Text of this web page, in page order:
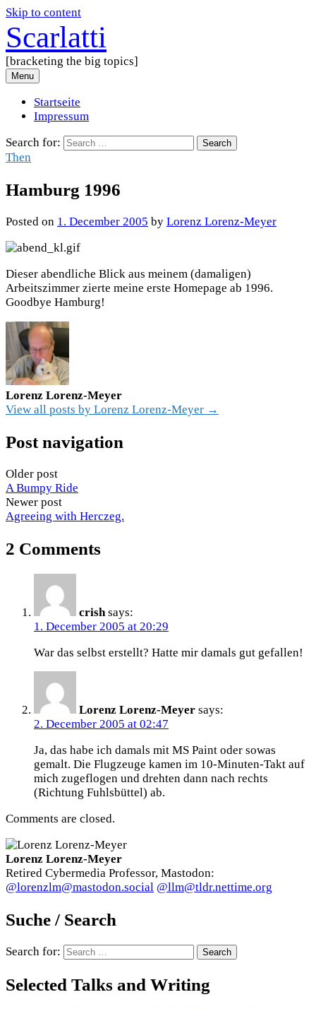
Skip to content
Scarlatti
[bracketing the big topics]
Menu
Startseite
Impressum
Search for:
Then
Hamburg 1996
Posted on 1. December 2005 by Lorenz Lorenz-Meyer
Dieser abendliche Blick aus meinem (damaligen)
Arbeitszimmer zierte meine erste Homepage ab 1996.
Goodbye Hamburg!
Lorenz Lorenz-Meyer
View all posts by Lorenz Lorenz-Meyer →
Post navigation
Older post
A Bumpy Ride
Newer post
Agreeing with Herczeg.
2 Comments
crish says:
1. December 2005 at 20:29
War das selbst erstellt? Hatte mir damals gut gefallen!
Lorenz Lorenz-Meyer says:
2. December 2005 at 02:47
Ja, das habe ich damals mit MS Paint oder sowas
gemalt. Die Flugzeuge kamen im 10-Minuten-Takt auf
mich zugeflogen und drehten dann nach rechts
(Richtung Fuhlsbüttel) ab.
Comments are closed.
Lorenz Lorenz-Meyer
Retired Cybermedia Professor, Mastodon:
@lorenzlm@mastodon.social @llm@tldr.nettime.org
Suche / Search
Search for:
Selected Talks and Writing